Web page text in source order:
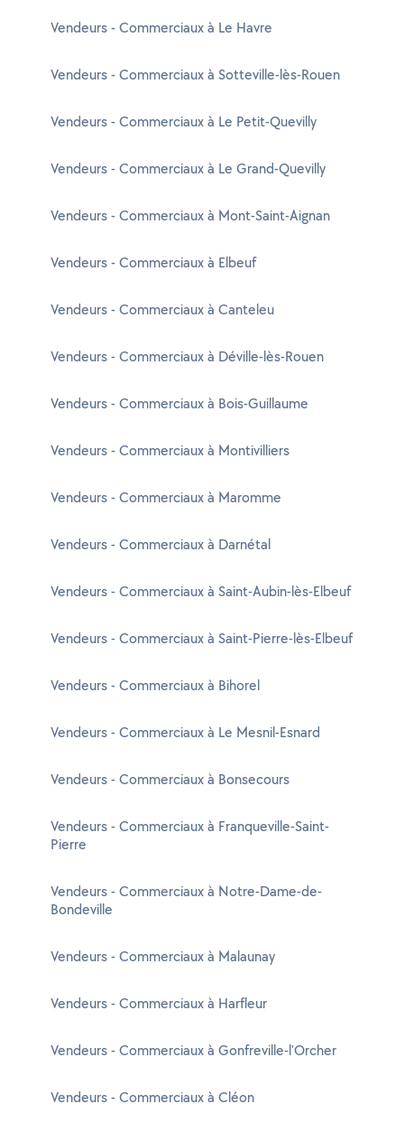
Vendeurs - Commerciaux à Le Havre
Vendeurs - Commerciaux à Sotteville-lès-Rouen
Vendeurs - Commerciaux à Le Petit-Quevilly
Vendeurs - Commerciaux à Le Grand-Quevilly
Vendeurs - Commerciaux à Mont-Saint-Aignan
Vendeurs - Commerciaux à Elbeuf
Vendeurs - Commerciaux à Canteleu
Vendeurs - Commerciaux à Déville-lès-Rouen
Vendeurs - Commerciaux à Bois-Guillaume
Vendeurs - Commerciaux à Montivilliers
Vendeurs - Commerciaux à Maromme
Vendeurs - Commerciaux à Darnétal
Vendeurs - Commerciaux à Saint-Aubin-lès-Elbeuf
Vendeurs - Commerciaux à Saint-Pierre-lès-Elbeuf
Vendeurs - Commerciaux à Bihorel
Vendeurs - Commerciaux à Le Mesnil-Esnard
Vendeurs - Commerciaux à Bonsecours
Vendeurs - Commerciaux à Franqueville-Saint-
Pierre
Vendeurs - Commerciaux à Notre-Dame-de-
Bondeville
Vendeurs - Commerciaux à Malaunay
Vendeurs - Commerciaux à Harfleur
Vendeurs - Commerciaux à Gonfreville-l'Orcher
Vendeurs - Commerciaux à Cléon